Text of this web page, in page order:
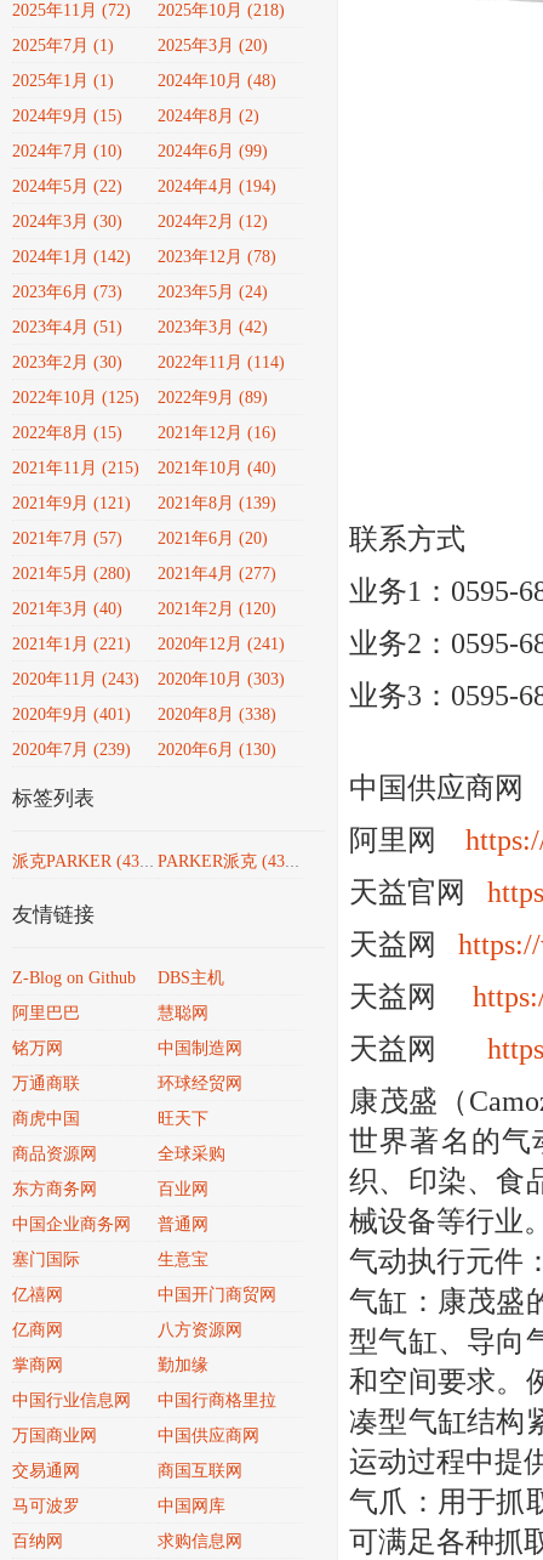
2025年11月 (72)
2025年10月 (218)
2025年7月 (1)
2025年3月 (20)
2025年1月 (1)
2024年10月 (48)
2024年9月 (15)
2024年8月 (2)
2024年7月 (10)
2024年6月 (99)
2024年5月 (22)
2024年4月 (194)
2024年3月 (30)
2024年2月 (12)
2024年1月 (142)
2023年12月 (78)
2023年6月 (73)
2023年5月 (24)
2023年4月 (51)
2023年3月 (42)
2023年2月 (30)
2022年11月 (114)
2022年10月 (125)
2022年9月 (89)
2022年8月 (15)
2021年12月 (16)
2021年11月 (215)
2021年10月 (40)
2021年9月 (121)
2021年8月 (139)
2021年7月 (57)
2021年6月 (20)
2021年5月 (280)
2021年4月 (277)
2021年3月 (40)
2021年2月 (120)
2021年1月 (221)
2020年12月 (241)
2020年11月 (243)
2020年10月 (303)
2020年9月 (401)
2020年8月 (338)
2020年7月 (239)
2020年6月 (130)
标签列表
派克PARKER(4351) PARKER派克 (4351)
友情链接
Z-Blog on Github
DBS主机
阿里巴巴
慧聪网
铭万网
中国制造网
万通商联
环球经贸网
商虎中国
旺天下
商品资源网
全球采购
东方商务网
百业网
中国企业商务网
普通网
塞门国际
生意宝
亿禧网
中国开门商贸网
亿商网
八方资源网
掌商网
勤加缘
中国行业信息网
中国行商格里拉
万国商业网
中国供应商网
交易通网
商国互联网
马可波罗
中国网库
百纳网
求购信息网
联系方式
业务1：0595-
业务2：0595-
业务3：0595-
中国供应商
阿里网
天益官网
天益网
天益网
天益网
康茂盛（
世界著名的气
织、印染、食
械设备等行业
气动执行元件
气缸：康茂盛
型气缸、导向
和空间要求。
凑型气缸结构
运动过程中提
气爪：用于抓
可满足各种抓